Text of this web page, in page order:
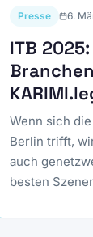
Presse 6.
ITB
Wenn sich
Berlin trifft,
auch
besten